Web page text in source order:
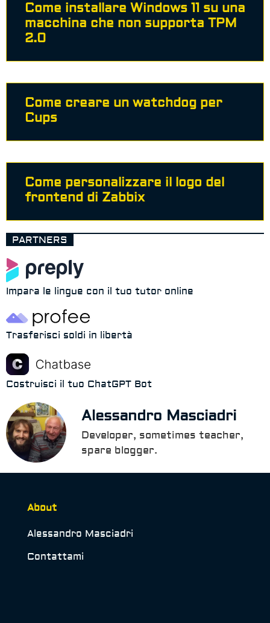
Come installare Windows 11 su una
macchina che non supporta TPM
2.0
Come creare un watchdog per
Cups
Come personalizzare il logo del
frontend di Zabbix
PARTNERS
Impara le lingue con il tuo tutor online
Trasferisci soldi in libertà
Costruisci il tuo ChatGPT Bot
Alessandro Masciadri
Developer, sometimes teacher,
spare blogger.
About
Alessandro Masciadri
Contattami